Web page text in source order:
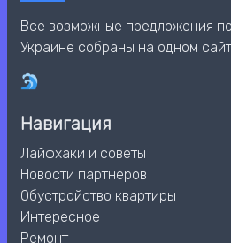
Все возможные предложения
Украине собраны на одном
Навигация
Лайфхаки и советы
Новости партнеров
Обустройство квартиры
Интересное
Ремонт